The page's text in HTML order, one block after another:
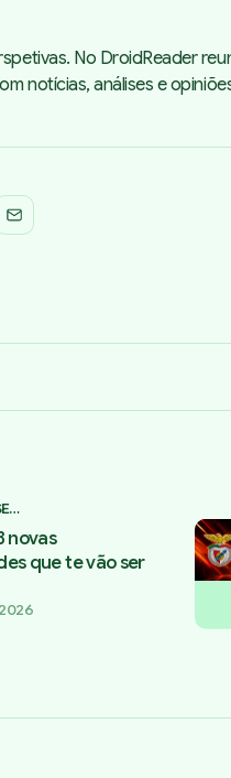
No DroidReader
notícias, análises e
Email
novas
que te vão ser